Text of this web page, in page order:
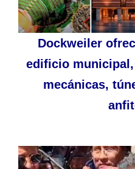
Dockweiler
edificio
mecánicas,